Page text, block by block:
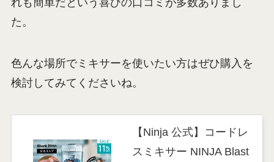
れも簡単だという喜びの口コミが多数ありまし
た。
色んな場所でミキサーを使いたい方はぜひ購入を
検討してみてくださいね。
【Ninja 公式】コードレ
スミキサー NINJA Blast